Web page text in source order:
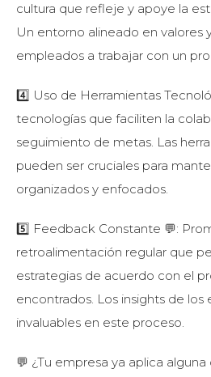
cultura que refleje y apoye la
Un entorno alineado en valores
empleados a trabajar con un
4️⃣ Uso de Herramientas
tecnologías que faciliten la
seguimiento de metas. Las
pueden ser cruciales para
organizados y enfocados.
5️⃣ Feedback Constante 💬:
retroalimentación regular que
estrategias de acuerdo con el
encontrados. Los insights de los
invaluables en este proceso.
💬 ¿Tu empresa ya aplica